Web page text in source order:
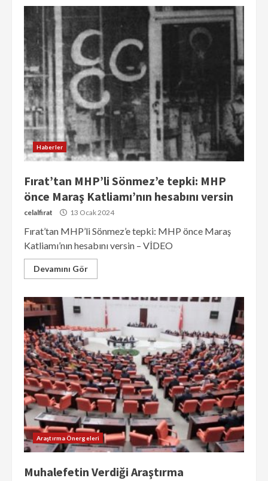
Haberler
Fırat’tan MHP’li Sönmez’e tepki: MHP
önce Maraş Katliamı’nın hesabını versin
celalfirat 13 Ocak 2024
Fırat’tan MHP’li Sönmez’e tepki: MHP önce Maraş
Katliamı’nın hesabını versin – VİDEO
Devamını Gör
Araştırma Önergeleri
Muhalefetin Verdiği Araştırma